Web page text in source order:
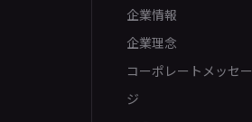
企業情報
企業理念
コーポレートメッセー
ジ